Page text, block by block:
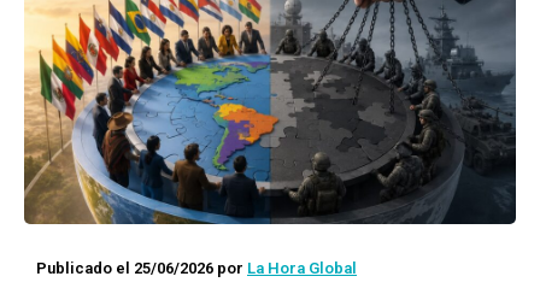
Publicado el 25/06/2026 por La Hora Global